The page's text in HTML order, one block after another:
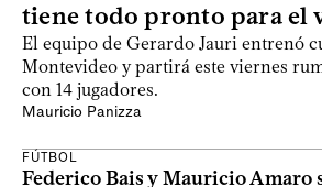
tiene todo pronto para el
El equipo de Gerardo Jauri entrenó
Montevideo y partirá este viernes
con 14 jugadores.
Mauricio Panizza
FÚTBOL
Federico Bais y Mauricio Amaro